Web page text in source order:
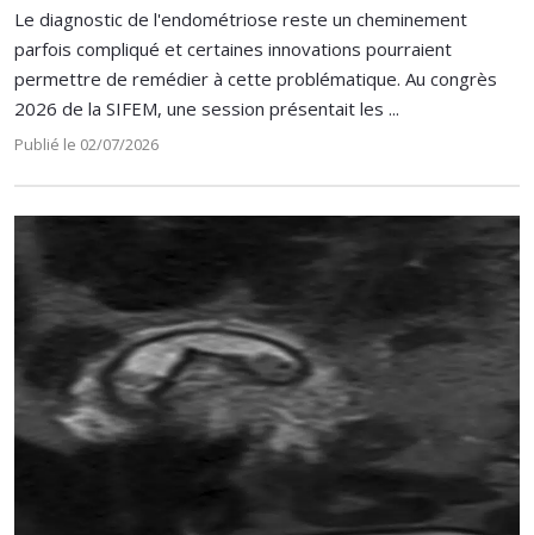
Le diagnostic de l'endométriose reste un cheminement
parfois compliqué et certaines innovations pourraient
permettre de remédier à cette problématique. Au congrès
2026 de la SIFEM, une session présentait les ...
Publié le 02/07/2026